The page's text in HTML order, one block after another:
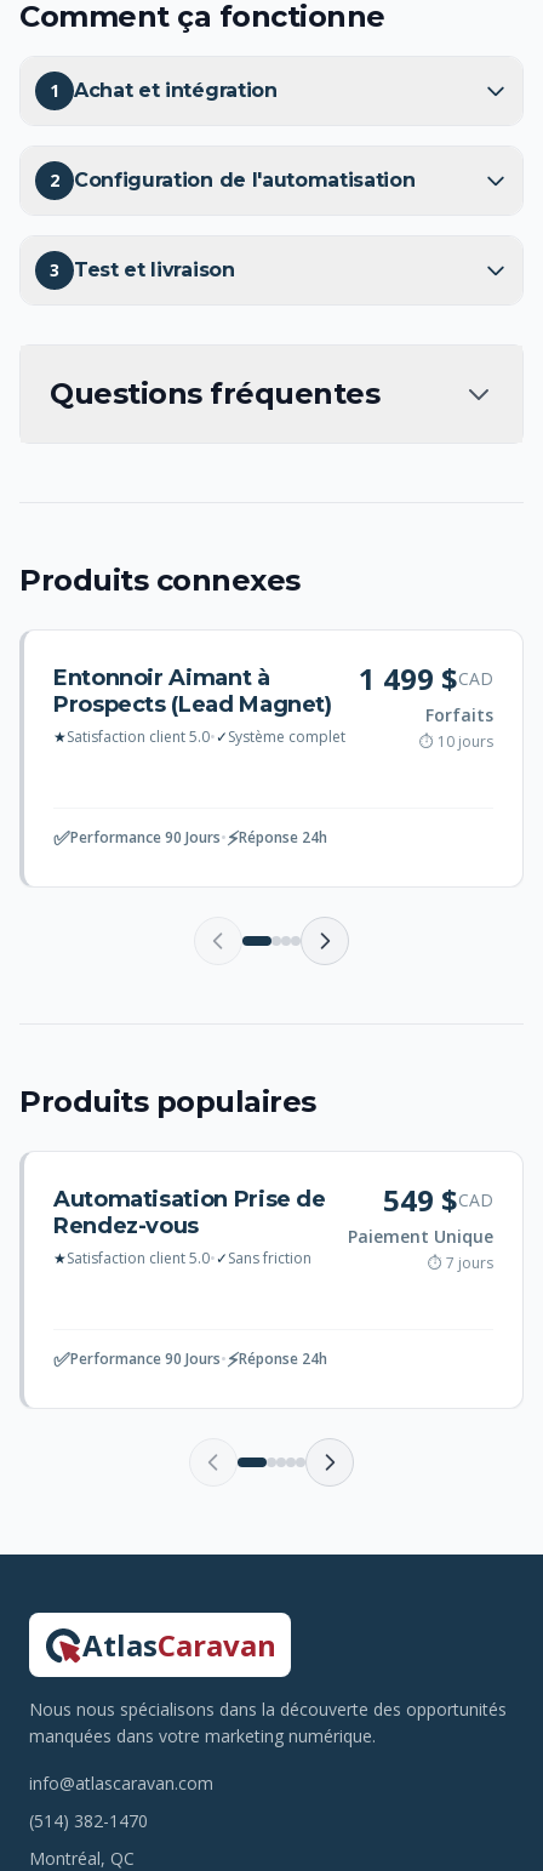
Comment ça fonctionne
1 Achat et intégration
2 Configuration de l'automatisation
3 Test et livraison
Questions fréquentes
Produits connexes
Entonnoir Aimant à
Prospects (Lead Magnet)
★Satisfaction client 5.0•✓Système complet
1 499 $CAD
Forfaits
⏱ 10 jours
✅Performance 90 Jours•⚡Réponse 24h
Produits populaires
Automatisation Prise de
Rendez-vous
★Satisfaction client 5.0•✓Sans friction
549 $CAD
Paiement Unique
⏱ 7 jours
✅Performance 90 Jours•⚡Réponse 24h
AtlasCaravan
Nous nous spécialisons dans la découverte des opportunités
manquées dans votre marketing numérique.
info@atlascaravan.com
(514) 382-1470
Montréal, QC